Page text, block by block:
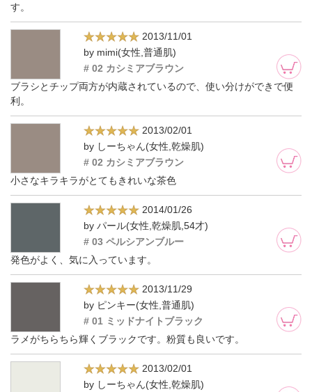
す。
2013/11/01
by mimi(女性,普通肌)
# 02 カシミアブラウン
ブラシとチップ両方が内蔵されているので、使い分けができで便
利。
2013/02/01
by しーちゃん(女性,乾燥肌)
# 02 カシミアブラウン
小さなキラキラがとてもきれいな茶色
2014/01/26
by パール(女性,乾燥肌,54才)
# 03 ペルシアンブルー
発色がよく、気に入っています。
2013/11/29
by ピンキー(女性,普通肌)
# 01 ミッドナイトブラック
ラメがちらちら輝くブラックです。粉質も良いです。
2013/02/01
by しーちゃん(女性,乾燥肌)